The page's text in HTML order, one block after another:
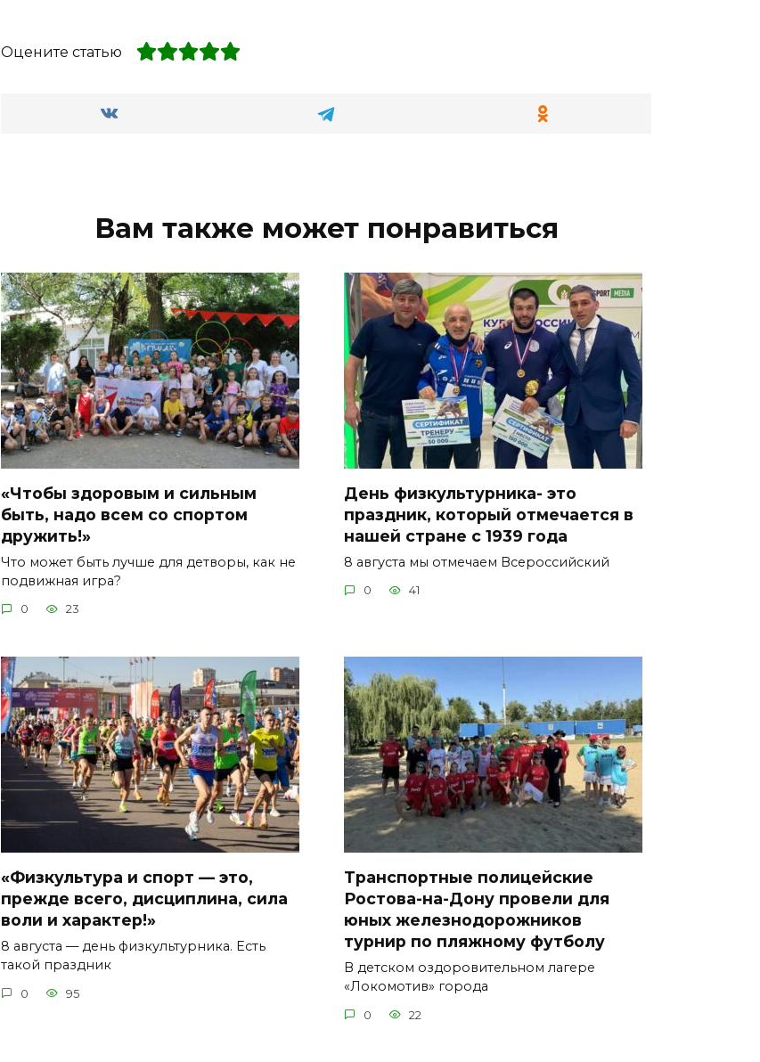
Оцените статью
Вам также может понравиться
«Чтобы здоровым и сильным
быть, надо всем со спортом
дружить!»
Что может быть лучше для детворы, как не
подвижная игра?
0 23
День физкультурника- это
праздник, который отмечается в
нашей стране с 1939 года
8 августа мы отмечаем Всероссийский
0 41
«Физкультура и спорт — это,
прежде всего, дисциплина, сила
воли и характер!»
8 августа — день физкультурника. Есть
такой праздник
0 95
Транспортные полицейские
Ростова-на-Дону провели для
юных железнодорожников
турнир по пляжному футболу
В детском оздоровительном лагере
«Локомотив» города
0 22